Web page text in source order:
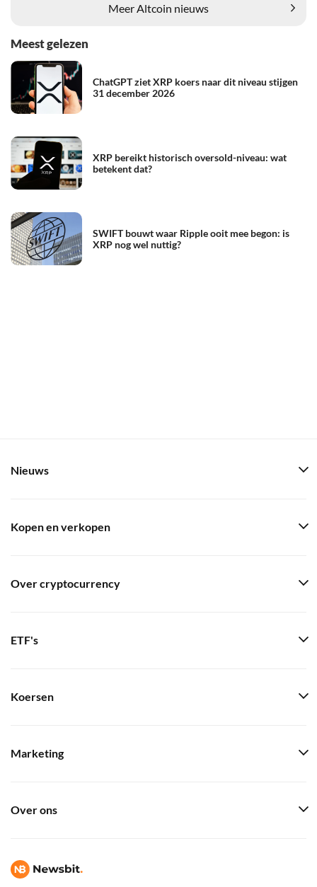
Meer Altcoin nieuws
Meest gelezen
ChatGPT ziet XRP koers naar dit niveau stijgen
31 december 2026
XRP bereikt historisch oversold-niveau: wat
betekent dat?
SWIFT bouwt waar Ripple ooit mee begon: is
XRP nog wel nuttig?
Nieuws
Kopen en verkopen
Over cryptocurrency
ETF's
Koersen
Marketing
Over ons